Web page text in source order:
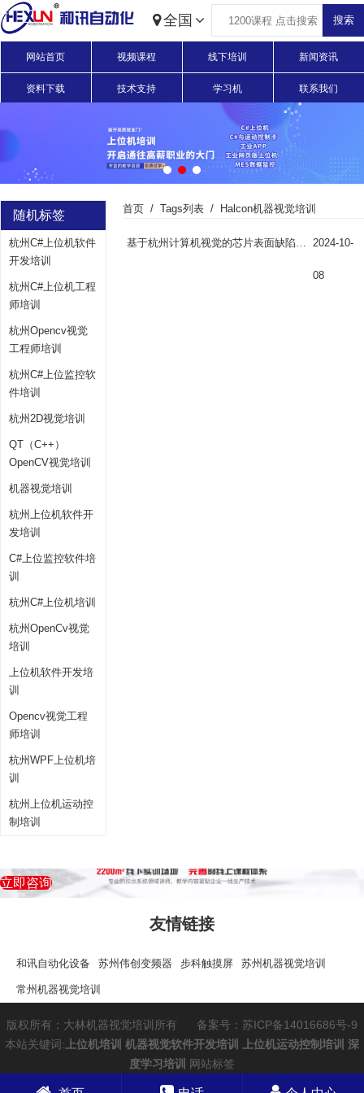
全国
网站首页 视频课程 线下培训 新闻资讯
资料下载 技术支持 学习机 联系我们
随机标签
杭州C#上位机软件
开发培训
杭州C#上位机工程
师培训
杭州Opencv视觉
工程师培训
杭州C#上位监控软
件培训
杭州2D视觉培训
QT（C++）
OpenCV视觉培训
机器视觉培训
杭州上位机软件开
发培训
C#上位监控软件培
训
杭州C#上位机培训
杭州OpenCv视觉
培训
上位机软件开发培
训
Opencv视觉工程
师培训
杭州WPF上位机培
训
杭州上位机运动控
制培训
首页 Tags列表 Halcon机器视觉培训
基于杭州计算机视觉的芯片表面缺陷检测方案 2024-10-
08
立即咨询
友情链接
和讯自动化设备 苏州伟创变频器 步科触摸屏 苏州机器视觉培训
常州机器视觉培训
版权所有：大林机器视觉培训所有
备案号：苏ICP备14016686号-9
本站关键词: 上位机培训 机器视觉软件开发培训 上位机运动控制培训
深
度学习培训
网站标签